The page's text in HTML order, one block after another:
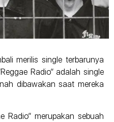
merilis single terbarunya
Radio” adalah single
dibawakan saat mereka
Radio” merupakan sebuah